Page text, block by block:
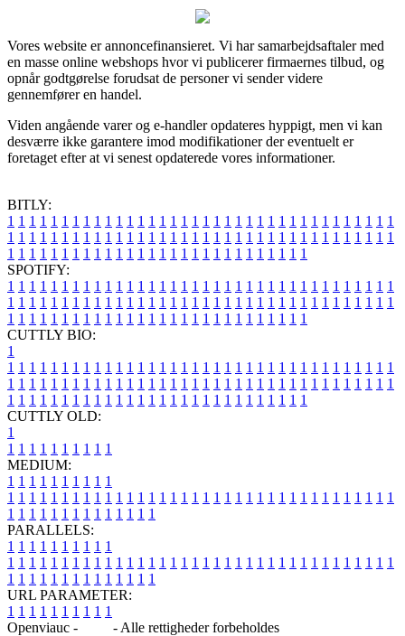
Vores website er annoncefinansieret. Vi har samarbejdsaftaler med
en masse online webshops hvor vi publicerer firmaernes tilbud, og
opnår godtgørelse forudsat de personer vi sender videre
gennemfører en handel.
Viden angående varer og e-handler opdateres hyppigt, men vi kan
desværre ikke garantere imod modifikationer der eventuelt er
foretaget efter at vi senest opdaterede vores informationer.
BITLY:
1 1 1 1 1 1 1 1 1 1 1 1 1 1 1 1 1 1 1 1 1 1 1 1 1 1 1 1 1 1 1 1 1 1 1 1
1 1 1 1 1 1 1 1 1 1 1 1 1 1 1 1 1 1 1 1 1 1 1 1 1 1 1 1 1 1 1 1 1 1 1 1
1 1 1 1 1 1 1 1 1 1 1 1 1 1 1 1 1 1 1 1 1 1 1 1 1 1 1 1
SPOTIFY:
1 1 1 1 1 1 1 1 1 1 1 1 1 1 1 1 1 1 1 1 1 1 1 1 1 1 1 1 1 1 1 1 1 1 1 1
1 1 1 1 1 1 1 1 1 1 1 1 1 1 1 1 1 1 1 1 1 1 1 1 1 1 1 1 1 1 1 1 1 1 1 1
1 1 1 1 1 1 1 1 1 1 1 1 1 1 1 1 1 1 1 1 1 1 1 1 1 1 1 1
CUTTLY BIO:
1
1 1 1 1 1 1 1 1 1 1 1 1 1 1 1 1 1 1 1 1 1 1 1 1 1 1 1 1 1 1 1 1 1 1 1 1
1 1 1 1 1 1 1 1 1 1 1 1 1 1 1 1 1 1 1 1 1 1 1 1 1 1 1 1 1 1 1 1 1 1 1 1
1 1 1 1 1 1 1 1 1 1 1 1 1 1 1 1 1 1 1 1 1 1 1 1 1 1 1 1
CUTTLY OLD:
1
1 1 1 1 1 1 1 1 1 1
MEDIUM:
1 1 1 1 1 1 1 1 1 1
1 1 1 1 1 1 1 1 1 1 1 1 1 1 1 1 1 1 1 1 1 1 1 1 1 1 1 1 1 1 1 1 1 1 1 1
1 1 1 1 1 1 1 1 1 1 1 1 1 1
PARALLELS:
1 1 1 1 1 1 1 1 1 1
1 1 1 1 1 1 1 1 1 1 1 1 1 1 1 1 1 1 1 1 1 1 1 1 1 1 1 1 1 1 1 1 1 1 1 1
1 1 1 1 1 1 1 1 1 1 1 1 1 1
URL PARAMETER:
1 1 1 1 1 1 1 1 1 1
Openviauc -
- Alle rettigheder forbeholdes